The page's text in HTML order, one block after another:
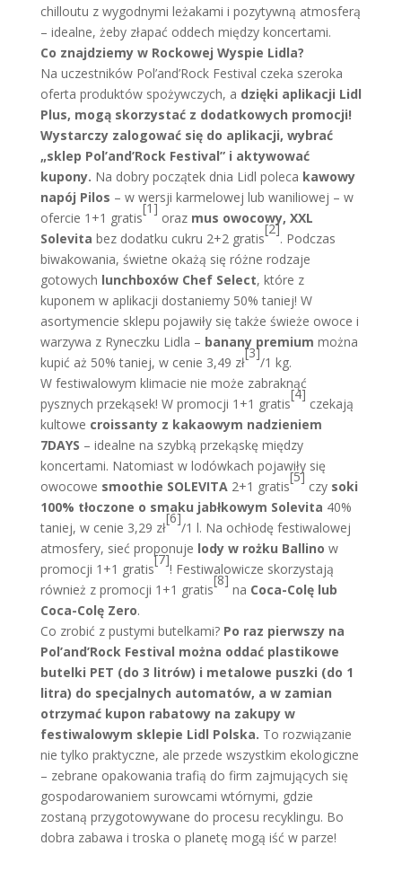
chilloutu z wygodnymi leżakami i pozytywną atmosferą
– idealne, żeby złapać oddech między koncertami.
Co znajdziemy w Rockowej Wyspie Lidla?
Na uczestników Pol’and’Rock Festival czeka szeroka
oferta produktów spożywczych, a dzięki aplikacji Lidl
Plus, mogą skorzystać z dodatkowych promocji!
Wystarczy zalogować się do aplikacji, wybrać
„sklep Pol’and’Rock Festival” i aktywować
kupony. Na dobry początek dnia Lidl poleca kawowy
napój Pilos – w wersji karmelowej lub waniliowej – w
ofercie 1+1 gratis
[1]
oraz mus owocowy, XXL
Solevita bez dodatku cukru 2+2 gratis
[2]
. Podczas
biwakowania, świetne okażą się różne rodzaje
gotowych lunchboxów Chef Select, które z
kuponem w aplikacji dostaniemy 50% taniej! W
asortymencie sklepu pojawiły się także świeże owoce i
warzywa z Ryneczku Lidla – banany premium można
kupić aż 50% taniej, w cenie 3,49 zł
[3]
/1 kg.
W festiwalowym klimacie nie może zabraknąć
pysznych przekąsek! W promocji 1+1 gratis
[4]
czekają
kultowe croissanty z kakaowym nadzieniem
7DAYS – idealne na szybką przekąskę między
koncertami. Natomiast w lodówkach pojawiły się
owocowe smoothie SOLEVITA 2+1 gratis
[5]
czy soki
100% tłoczone o smaku jabłkowym Solevita 40%
taniej, w cenie 3,29 zł
[6]
/1 l. Na ochłodę festiwalowej
atmosfery, sieć proponuje lody w rożku Ballino w
promocji 1+1 gratis
[7]
! Festiwalowicze skorzystają
również z promocji 1+1 gratis
[8]
na Coca-Colę lub
Coca-Colę Zero.
Co zrobić z pustymi butelkami? Po raz pierwszy na
Pol’and’Rock Festival można oddać plastikowe
butelki PET (do 3 litrów) i metalowe puszki (do 1
litra) do specjalnych automatów, a w zamian
otrzymać kupon rabatowy na zakupy w
festiwalowym sklepie Lidl Polska. To rozwiązanie
nie tylko praktyczne, ale przede wszystkim ekologiczne
– zebrane opakowania trafią do firm zajmujących się
gospodarowaniem surowcami wtórnymi, gdzie
zostaną przygotowywane do procesu recyklingu. Bo
dobra zabawa i troska o planetę mogą iść w parze!